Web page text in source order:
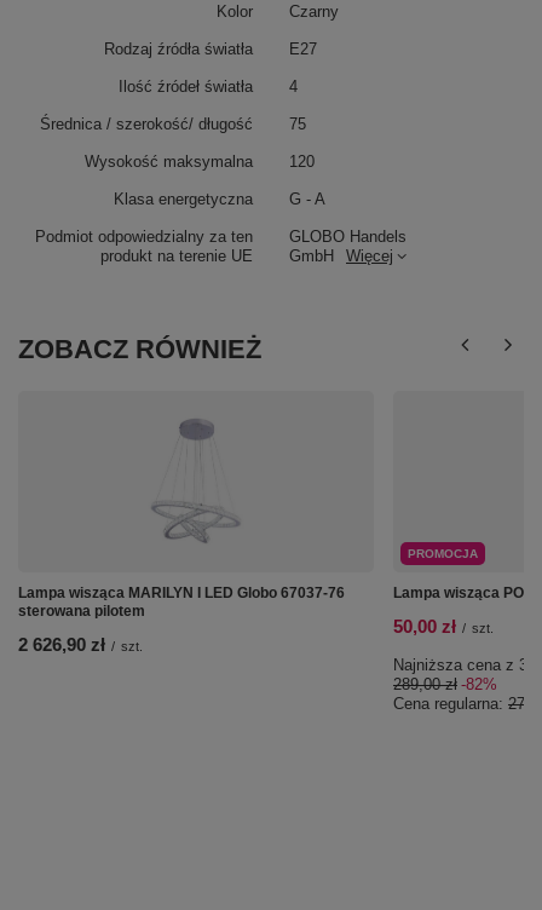
Podmiot odpowiedzialny za ten
produkt na terenie UE
GLOBO Handels
GmbH
Więcej
Kolor Czarny
Rodzaj źródła światła E27
Ilość źródeł światła 4
Średnica / szerokość/ długość 75
Wysokość maksymalna 120
Klasa energetyczna G - A
ZOBACZ RÓWNIEŻ
Lampa wisząca MARILYN I LED Globo 67037-76
sterowana pilotem
2 626,90 zł / szt.
PROMOCJA
Lampa wisząca
50,00 zł / szt.
Najniższa cena z
289,00 zł -82%
Cena regularna: